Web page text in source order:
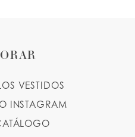
VESTIDOS
INSTAGRAM